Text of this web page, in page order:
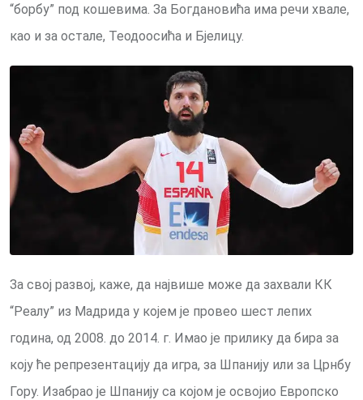
“борбу” под кошевима. За Богдановића има речи хвале,
као и за остале, Теодоосића и Бјелицу.
За свој развој, каже, да највише може да захвали КК
“Реалу” из Мадрида у којем је провео шест лепих
година, од 2008. до 2014. г. Имао је прилику да бира за
коју ће репрезентацију да игра, за Шпанију или за Црнбу
Гору. Изабрао је Шпанију са којом је освојио Европско